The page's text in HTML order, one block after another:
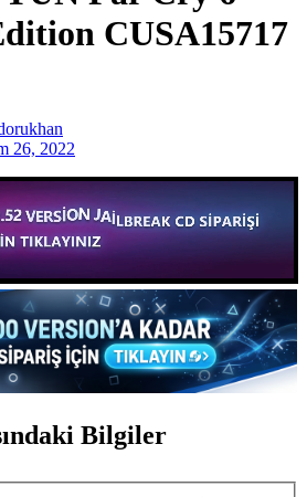
CUSA15717
26, 2022
Bilgiler